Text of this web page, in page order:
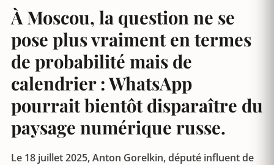
À Moscou, la question ne se
pose plus vraiment en termes
de probabilité mais de
calendrier : WhatsApp
pourrait bientôt disparaître du
paysage numérique russe.
Le 18 juillet 2025, Anton Gorelkin, député influent de